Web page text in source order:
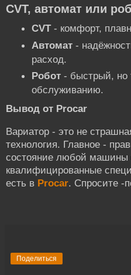
CVT, автомат или
CVT- комфорт,
Автомат-
расход.
Робот- быстрый, но
обслуживанию.
Вывод от Procar
Вариатор - это не
технология. Главное -
состояние любой машины
квалифицированные
есть в Procar. Спросите -
Поделиться